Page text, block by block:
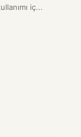
iç...